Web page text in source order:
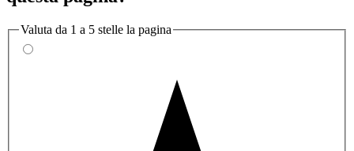
Valuta da 1 a 5 stelle la pagina